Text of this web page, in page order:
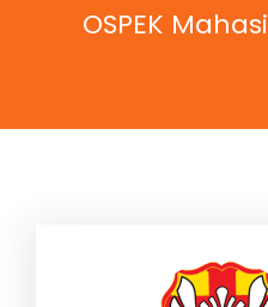
OSPEK